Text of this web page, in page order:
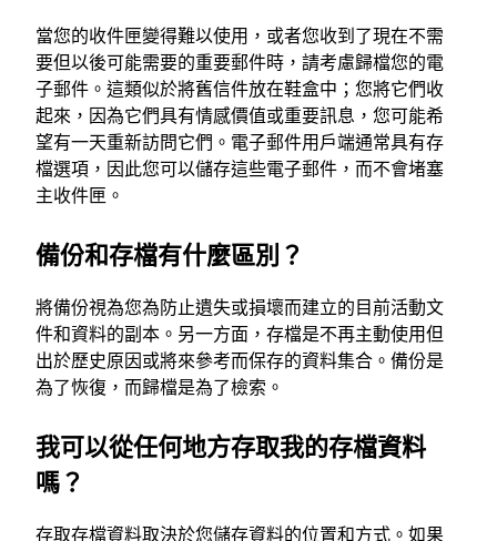
當您的收件匣變得難以使用，或者您收到了現在不需
要但以後可能需要的重要郵件時，請考慮歸檔您的電
子郵件。這類似於將舊信件放在鞋盒中；您將它們收
起來，因為它們具有情感價值或重要訊息，您可能希
望有一天重新訪問它們。電子郵件用戶端通常具有存
檔選項，因此您可以儲存這些電子郵件，而不會堵塞
主收件匣。
備份和存檔有什麼區別？
將備份視為您為防止遺失或損壞而建立的目前活動文
件和資料的副本。另一方面，存檔是不再主動使用但
出於歷史原因或將來參考而保存的資料集合。備份是
為了恢復，而歸檔是為了檢索。
我可以從任何地方存取我的存檔資料
嗎？
存取存檔資料取決於您儲存資料的位置和方式。如果